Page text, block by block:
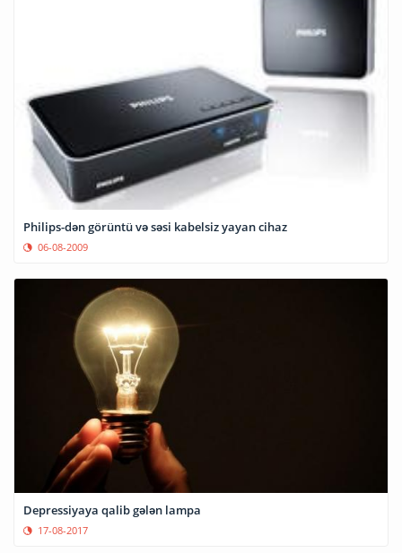
Philips-dən görüntü və səsi kabelsiz yayan cihaz
06-08-2009
Depressiyaya qalib gələn lampa
17-08-2017